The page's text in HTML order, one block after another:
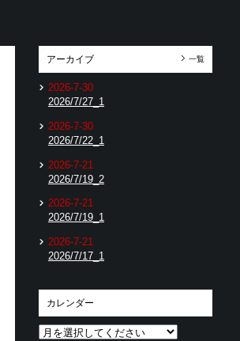
アーカイブ 一覧
2026-7-30
2026/7/27_1
2026-7-30
2026/7/22_1
2026-7-21
2026/7/19_2
2026-7-21
2026/7/19_1
2026-7-21
2026/7/17_1
カレンダー